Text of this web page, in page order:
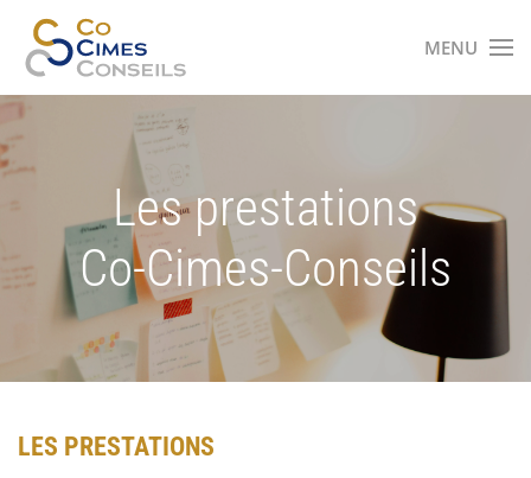
Accéder au contenu principal
MENU
Les prestations
Co-Cimes-Conseils
LES PRESTATIONS